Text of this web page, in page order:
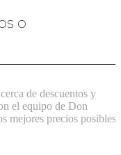
o
de descuentos y
el equipo de Don
mejores precios posibles.